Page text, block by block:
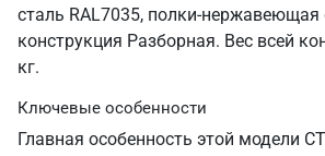
сталь RAL7035, полки-нержавеющая
конструкция Разборная. Вес всей
кг.
Ключевые особенности
Главная особенность этой модели